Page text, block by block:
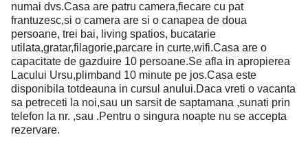
numai dvs.Casa are patru camera,fiecare cu pat
frantuzesc,si o camera are si o canapea de doua
persoane, trei bai, living spatios, bucatarie
utilata,gratar,filagorie,parcare in curte,wifi.Casa are o
capacitate de gazduire 10 persoane.Se afla in apropierea
Lacului Ursu,plimband 10 minute pe jos.Casa este
disponibila totdeauna in cursul anului.Daca vreti o vacanta
sa petreceti la noi,sau un sarsit de saptamana ,sunati prin
telefon la nr. ,sau .Pentru o singura noapte nu se accepta
rezervare.